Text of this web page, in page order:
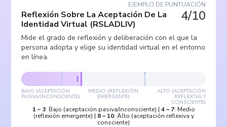
EJEMPLO DE PUNTUACIÓN
4/10
Reflexión Sobre La Aceptación De La
Identidad Virtual (RSLADLIV)
Mide el grado de reflexión y deliberación con el que la
persona adopta y elige su identidad virtual en el entorno
en línea.
BAJO (ACEPTACIÓN
PASIVA/INCONSCIENTE)
MEDIO (REFLEXIÓN
EMERGENTE)
ALTO (ACEPTACIÓN
REFLEXIVA Y
CONSCIENTE)
1 – 3: Bajo (aceptación pasiva/inconsciente) | 4– 7: Medio
(reflexión emergente) | 8– 10: Alto (aceptación reflexiva y
consciente)